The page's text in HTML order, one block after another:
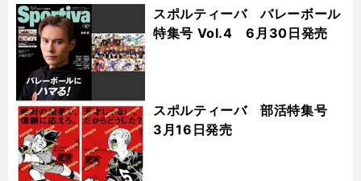
スポルティーバ バレーボール
特集号 Vol.4 6月30日発売
スポルティーバ 部活特集号
3月16日発売